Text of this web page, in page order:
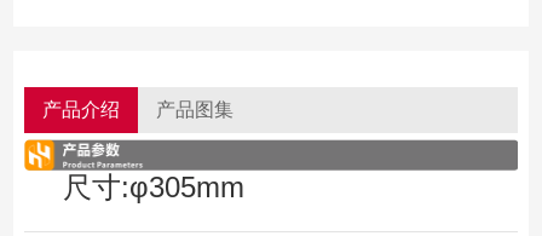
产品介绍 产品图集
尺寸:φ305mm